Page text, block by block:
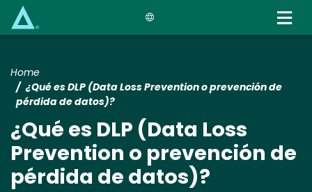
Home
¿Qué es DLP (Data Loss Prevention o prevención de
pérdida de datos)?
¿Qué es DLP (Data Loss
Prevention o prevención de
pérdida de datos)?